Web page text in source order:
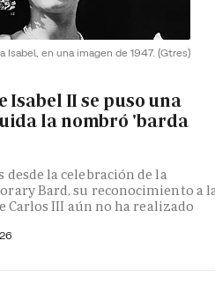
Isabel, en una imagen de 1947. (Gtres)
Isabel II se puso una
la nombró 'barda
desde la celebración de la
Bard, su reconocimiento a
Carlos III aún no ha realizado